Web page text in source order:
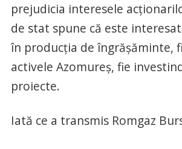
prejudicia interesele
de stat spune că este
în producția de îngrășăminte,
activele Azomureș, fie
proiecte.
Iată ce a transmis Romgaz